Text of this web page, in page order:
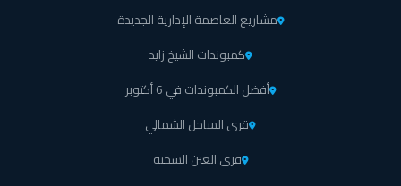
مشاريع العاصمة الإدارية الجديدة
كمبوندات الشيخ زايد
أفضل الكمبوندات في 6 أكتوبر
قرى الساحل الشمالي
قرى العين السخنة